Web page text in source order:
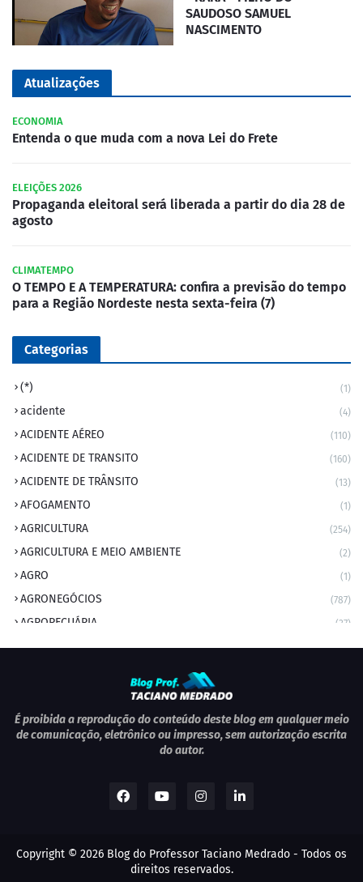
SAUDOSO SAMUEL
NASCIMENTO
Atualizações
ECONOMIA
Entenda o que muda com a nova Lei do Frete
ELEIÇÕES 2026
Propaganda eleitoral será liberada a partir do dia 28 de
agosto
CLIMATEMPO
O TEMPO E A TEMPERATURA: confira a previsão do tempo
para a Região Nordeste nesta sexta-feira (7)
Categorias
(*) (1)
acidente (4)
ACIDENTE AÉREO (110)
ACIDENTE DE TRANSITO (160)
ACIDENTE DE TRÂNSITO (13)
AFOGAMENTO (1)
AGRICULTURA (254)
AGRICULTURA E MEIO AMBIENTE (2)
AGRO (1)
AGRONEGÓCIOS (787)
AGROPECUÁRIA (37)
AMBIENTE (9)
ANIVERSÁRIO DA CIDADE
ANIVERSÁRIOS (1)
APEXBRASIL (1)
AVIAÇÃO (1)
É proibida a reprodução do conteúdo deste blog em qualquer meio
de comunicação, eletrônico ou impresso, sem autorização escrita
do autor.
Copyright © 2026 Blog do Professor Taciano Medrado - Todos os
direitos reservados.